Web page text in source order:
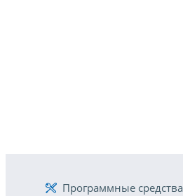
Программные средства